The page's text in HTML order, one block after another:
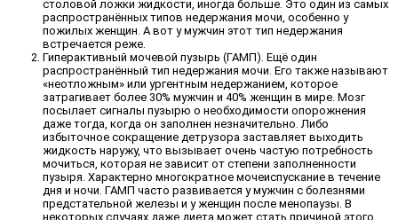
столовой ложки жидкости, иногда больше. Это один из самых
распространённых типов недержания мочи, особенно у
пожилых женщин. А вот у мужчин этот тип недержания
встречается реже.
Гиперактивный мочевой пузырь (ГАМП). Ещё один
распространённый тип недержания мочи. Его также называют
«неотложным» или ургентным недержанием, которое
затрагивает более 30% мужчин и 40% женщин в мире. Мозг
посылает сигналы пузырю о необходимости опорожнения
даже тогда, когда он заполнен незначительно. Либо
избыточное сокращение детрузора заставляет выходить
жидкость наружу, что вызывает очень частую потребность
мочиться, которая не зависит от степени заполненности
пузыря. Характерно многократное мочеиспускание в течение
дня и ночи. ГАМП часто развивается у мужчин с болезнями
предстательной железы и у женщин после менопаузы. В
некоторых случаях даже диета может стать причиной этого